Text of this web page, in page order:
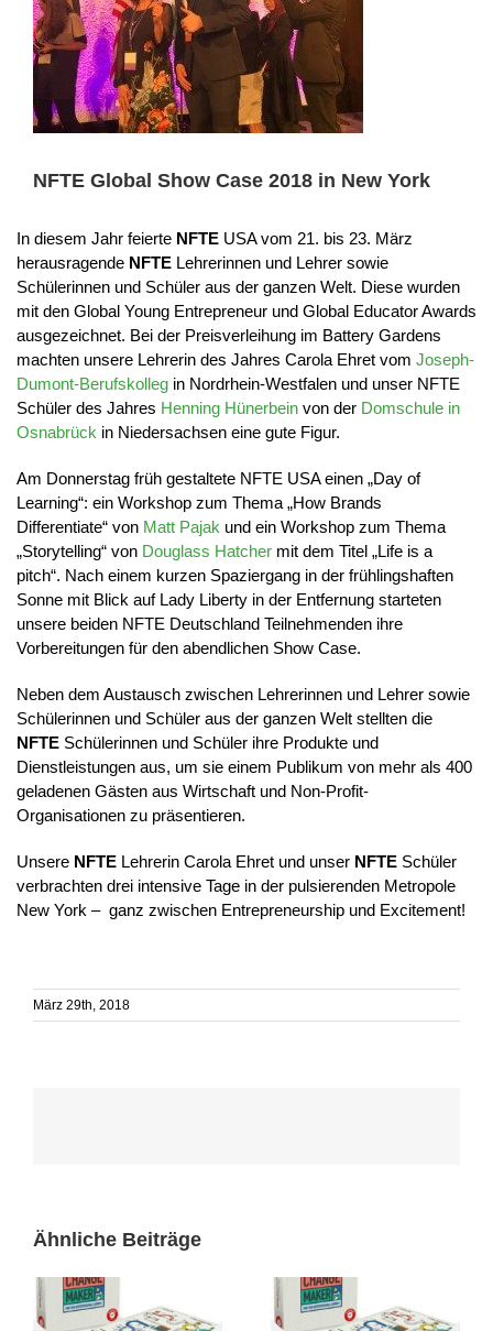
NFTE Global Show Case 2018 in New York
In diesem Jahr feierte NFTE USA vom 21. bis 23. März
herausragende NFTE Lehrerinnen und Lehrer sowie
Schülerinnen und Schüler aus der ganzen Welt. Diese wurden
mit den Global Young Entrepreneur und Global Educator Awards
ausgezeichnet. Bei der Preisverleihung im Battery Gardens
machten unsere Lehrerin des Jahres Carola Ehret vom Joseph-
Dumont-Berufskolleg in Nordrhein-Westfalen und unser NFTE
Schüler des Jahres Henning Hünerbein von der Domschule in
Osnabrück in Niedersachsen eine gute Figur.
Am Donnerstag früh gestaltete NFTE USA einen „Day of
Learning“: ein Workshop zum Thema „How Brands
Differentiate“ von Matt Pajak und ein Workshop zum Thema
„Storytelling“ von Douglass Hatcher mit dem Titel „Life is a
pitch“. Nach einem kurzen Spaziergang in der frühlingshaften
Sonne mit Blick auf Lady Liberty in der Entfernung starteten
unsere beiden NFTE Deutschland Teilnehmenden ihre
Vorbereitungen für den abendlichen Show Case.
Neben dem Austausch zwischen Lehrerinnen und Lehrer sowie
Schülerinnen und Schüler aus der ganzen Welt stellten die
NFTE Schülerinnen und Schüler ihre Produkte und
Dienstleistungen aus, um sie einem Publikum von mehr als 400
geladenen Gästen aus Wirtschaft und Non-Profit-
Organisationen zu präsentieren.
Unsere NFTE Lehrerin Carola Ehret und unser NFTE Schüler
verbrachten drei intensive Tage in der pulsierenden Metropole
New York – ganz zwischen Entrepreneurship und Excitement!
März 29th, 2018
Ähnliche Beiträge